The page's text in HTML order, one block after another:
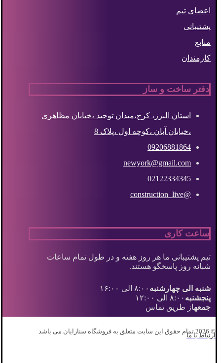
اعضای تیم
پشتیبانی
منابع
کارمندان
دفتر ساخت و ساز
استان البرز، کرج،میدان توحید ،خیابان مظاهری
،خیابان آبان ،کوچه اول ،پلاک 8
09206881864
newyork@gmail.com
02122334345
@construction_live
ساعت کاری
تیم پشتیبانی ما هر روز هفته و در طول تمام ساعات
شبانه روز پاسخگو هستند.
شنبه الی چهارشنبه ۸:۰۰ الی ۱۶:۰۰
پنجشنبه ۸:۰۰ الی ۱۲:۰۰
جمعهاز طریق تماس
© 2026 تمام حقوق این سایت متعلق به فروشگاه سنارایان می باشد
ارتباط با ما